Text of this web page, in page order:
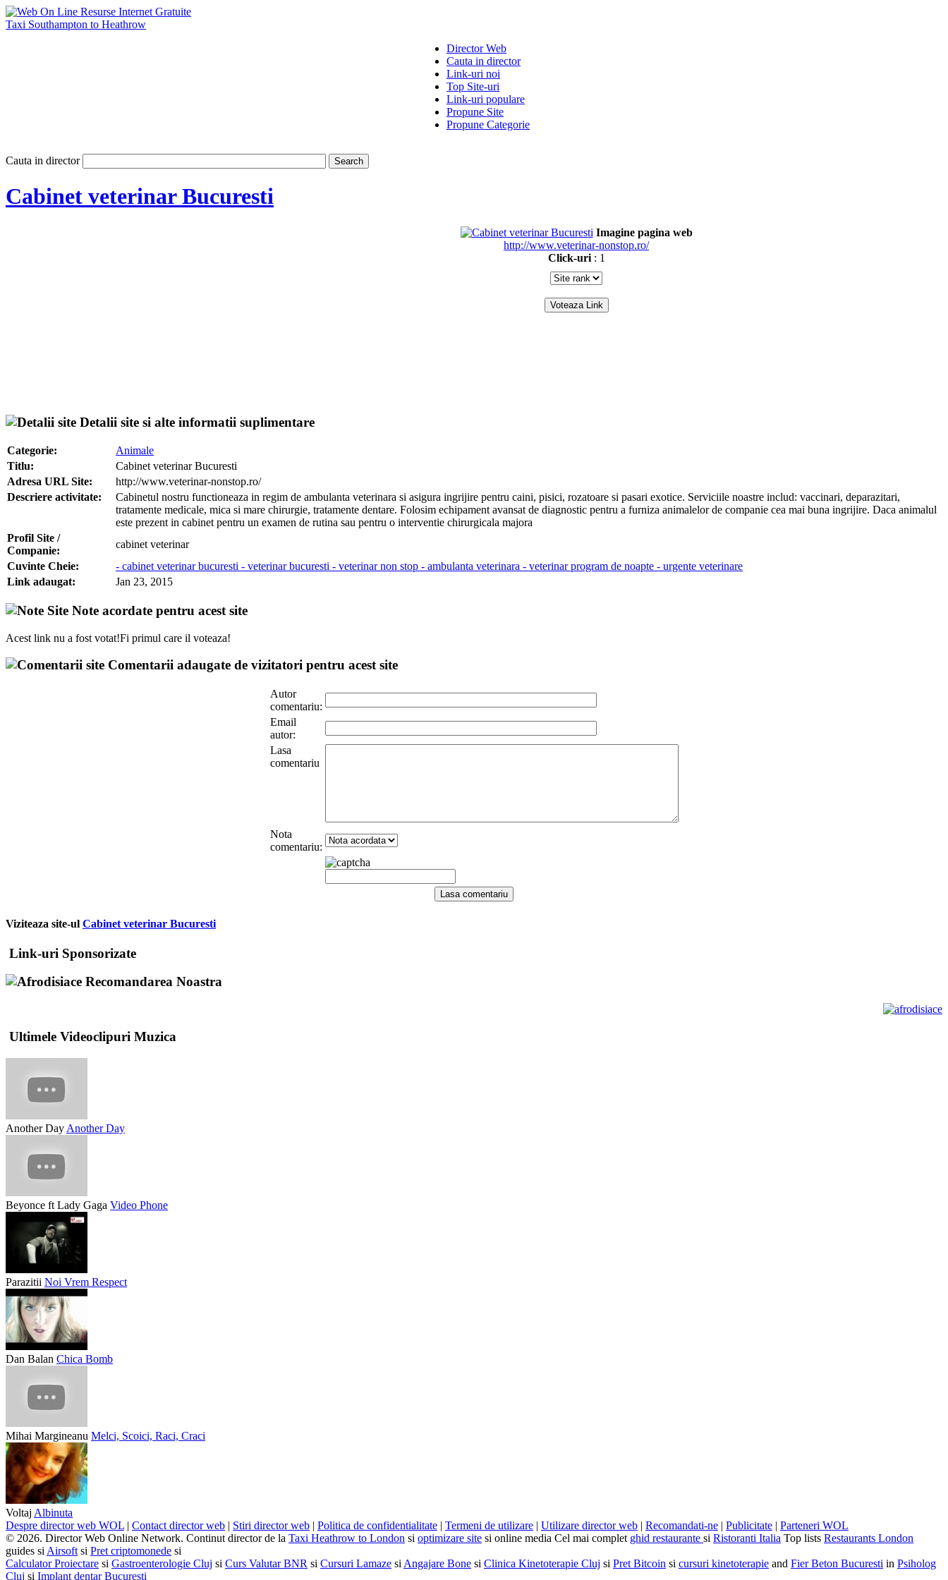
Taxi Southampton to Heathrow
Director Web
Cauta in director
Link-uri noi
Top Site-uri
Link-uri populare
Propune Site
Propune Categorie
Cauta in director
Cabinet veterinar Bucuresti
Imagine pagina web
http://www.veterinar-nonstop.ro/
Click-uri: 1
Detalii site si alte informatii suplimentare
Categorie:
Animale
Titlu:
Cabinet veterinar Bucuresti
Adresa URL Site:
http://www.veterinar-nonstop.ro/
Descriere activitate:
Cabinetul nostru functioneaza in regim de ambulanta veterinara si asigura ingrijire pentru caini, pisici, rozatoare si pasari exotice. Serviciile noastre includ: vaccinari, deparazitari,
tratamente medicale, mica si mare chirurgie, tratamente dentare. Folosim echipament avansat de diagnostic pentru a furniza animalelor de companie cea mai buna ingrijire. Daca animalul
este prezent in cabinet pentru un examen de rutina sau pentru o interventie chirurgicala majora
Profil Site /
Companie:
cabinet veterinar
Cuvinte Cheie:
- cabinet veterinar bucuresti - veterinar bucuresti - veterinar non stop - ambulanta veterinara - veterinar program de noapte - urgente veterinare
Link adaugat:
Jan 23, 2015
Note acordate pentru acest site
Acest link nu a fost votat!Fi primul care il voteaza!
Comentarii adaugate de vizitatori pentru acest site
Autor
comentariu:
Email
autor:
Lasa
comentariu
Nota
comentariu:
Viziteaza site-ul Cabinet veterinar Bucuresti
Link-uri Sponsorizate
Recomandarea Noastra
Ultimele Videoclipuri Muzica
Another Day Another Day
Beyonce ft Lady Gaga Video Phone
Parazitii Noi Vrem Respect
Dan Balan Chica Bomb
Mihai Margineanu Melci, Scoici, Raci, Craci
Voltaj Albinuta
Despre director web WOL | Contact director web | Stiri director web | Politica de confidentialitate | Termeni de utilizare | Utilizare director web | Recomandati-ne | Publicitate | Parteneri WOL
© 2026. Director Web Online Network. Continut director de la Taxi Heathrow to London si optimizare site si online media Cel mai complet ghid restaurante si Ristoranti Italia Top lists Restaurants London
guides si Airsoft si Pret criptomonede si
Calculator Proiectare si Gastroenterologie Cluj si Curs Valutar BNR si Cursuri Lamaze si Angajare Bone si Clinica Kinetoterapie Cluj si Pret Bitcoin si cursuri kinetoterapie and Fier Beton Bucuresti in Psiholog
Cluj si Implant dentar Bucuresti